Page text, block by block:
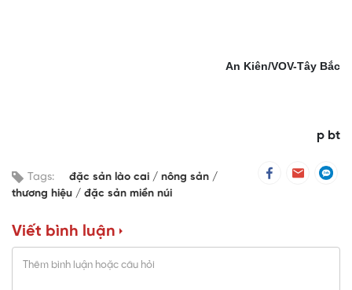
An Kiên/VOV-Tây Bắc
p bt
Tags: đặc sản lào cai
nông sản
thương hiệu
đặc sản miền núi
Viết bình luận